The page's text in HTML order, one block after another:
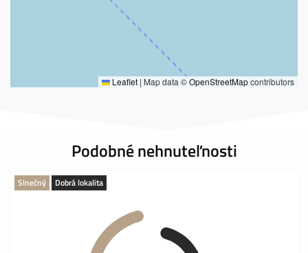
Leaflet | Map data ©OpenStreetMapcontributors
Podobné nehnuteľnosti
Slnečný Dobrá lokalita